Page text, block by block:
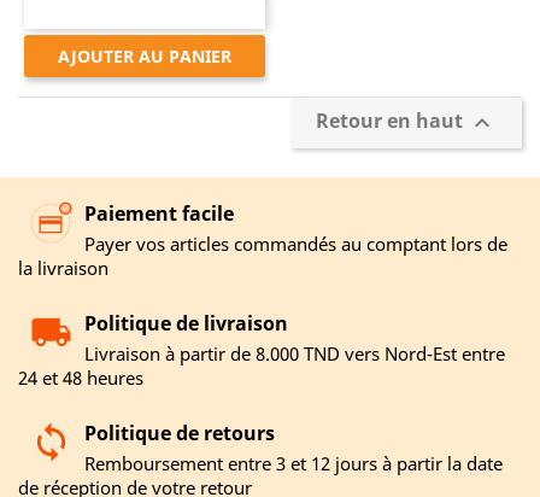
AJOUTER AU PANIER
Retour en haut 
Paiement facile
Payer vos articles commandés au comptant lors de
la livraison
Politique de livraison
Livraison à partir de 8.000 TND vers Nord-Est entre
24 et 48 heures
Politique de retours
Remboursement entre 3 et 12 jours à partir la date
de réception de votre retour